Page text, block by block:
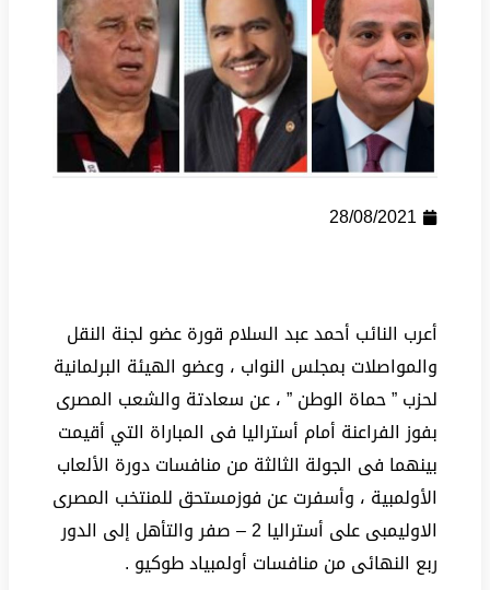
28/08/2021
أعرب النائب أحمد عبد السلام قورة عضو لجنة النقل
والمواصلات بمجلس النواب ، وعضو الهيئة البرلمانية
لحزب ” حماة الوطن ” ، عن سعادتة والشعب المصرى
بفوز الفراعنة أمام أستراليا فى المباراة التي أقيمت
بينهما فى الجولة الثالثة من منافسات دورة الألعاب
الأولمبية ، وأسفرت عن فوزمستحق للمنتخب المصرى
الاوليمبى على أستراليا 2 – صفر والتأهل إلى الدور
ربع النهائى من منافسات أولمبياد طوكيو .